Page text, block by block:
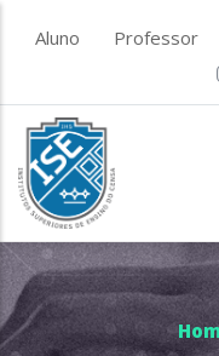
top menu
Aluno Professor